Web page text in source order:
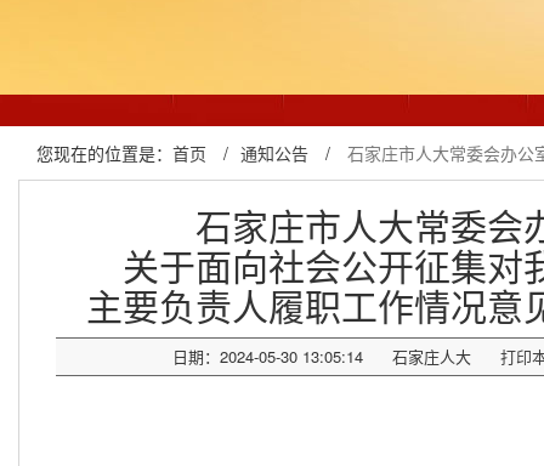
您现在的位置是： 首页 / 通知公告 / 石家庄市人大常委会办公
石家庄市人大常委会
关于面向社会公开征集对
主要负责人履职工作情况意
日期：2024-05-30 13:05:14 石家庄人大 打印